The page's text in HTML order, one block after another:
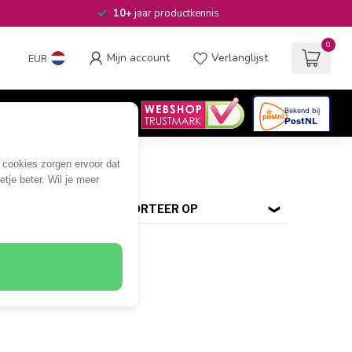
zorgen ervoor dat
beter. Wil je meer
10+jaar productkennis
EUR Mijn account Verlanglijst
0
SORTEER OP